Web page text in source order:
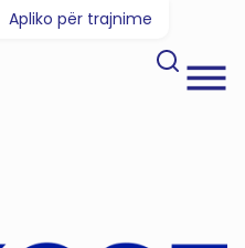
Apliko për trajnime